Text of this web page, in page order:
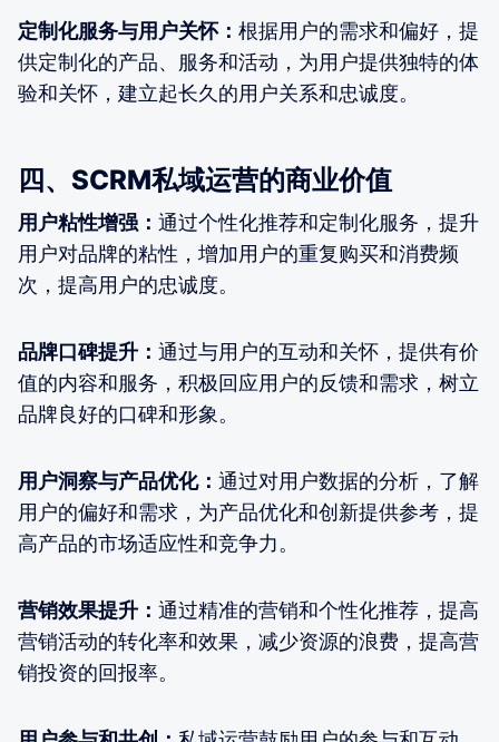
定制化服务与用户关怀： 根据用户的需求和偏好，提
供定制化的产品、服务和活动，为用户提供独特的体
验和关怀，建立起长久的用户关系和忠诚度。
四、SCRM私域运营的商业价值
用户粘性增强： 通过个性化推荐和定制化服务，提升
用户对品牌的粘性，增加用户的重复购买和消费频
次，提高用户的忠诚度。
品牌口碑提升： 通过与用户的互动和关怀，提供有价
值的内容和服务，积极回应用户的反馈和需求，树立
品牌良好的口碑和形象。
用户洞察与产品优化： 通过对用户数据的分析，了解
用户的偏好和需求，为产品优化和创新提供参考，提
高产品的市场适应性和竞争力。
营销效果提升： 通过精准的营销和个性化推荐，提高
营销活动的转化率和效果，减少资源的浪费，提高营
销投资的回报率。